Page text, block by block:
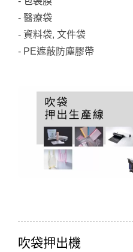
- 醫療袋
- 資料袋, 文件袋
- PE遮蔽防塵膠帶
吹袋押出機